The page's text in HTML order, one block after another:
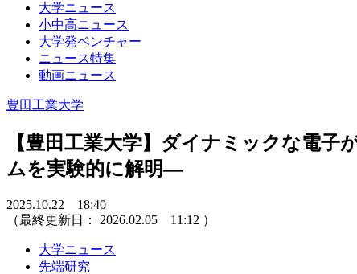
大学ニュース
小中高ニュース
大学発ベンチャー
ニュース特集
動画ニュース
豊田工業大学
【豊田工業大学】ダイナミックな電
ムを実験的に解明―
2025.10.22 18:40
（最終更新日： 2026.02.05 11:12 ）
大学ニュース
先端研究